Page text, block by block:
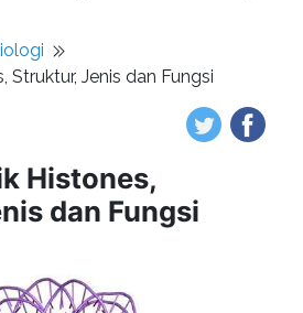
Struktur, Jenis dan Fungsi
Histones,
dan Fungsi